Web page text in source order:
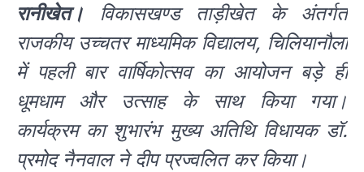
रानीखेत। विकासखण्ड ताड़ीखेत के अंतर्गत
राजकीय उच्चतर माध्यमिक विद्यालय, चिलियानौला
में पहली बार वार्षिकोत्सव का आयोजन बड़े ही
धूमधाम और उत्साह के साथ किया गया।
कार्यक्रम का शुभारंभ मुख्य अतिथि विधायक डॉ.
प्रमोद नैनवाल ने दीप प्रज्वलित कर किया।